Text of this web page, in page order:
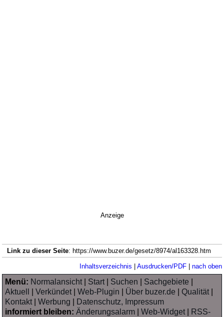
Anzeige
Link zu dieser Seite: https://www.buzer.de/gesetz/8974/al163328.htm
Inhaltsverzeichnis | Ausdrucken/PDF| nach oben
Menü: Normalansicht| Start| Suchen Sachgebiete
Aktuell
|Verkündet|Web-Plugin Über buzer.de |Qualität|
Kontakt|Werbung
Datenschutz, Impressum
informiert bleiben: Änderungsalarm |Web-Widget| RSS-